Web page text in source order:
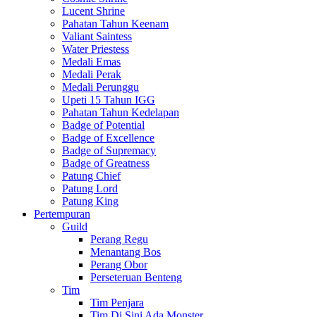
Lucent Shrine
Pahatan Tahun Keenam
Valiant Saintess
Water Priestess
Medali Emas
Medali Perak
Medali Perunggu
Upeti 15 Tahun IGG
Pahatan Tahun Kedelapan
Badge of Potential
Badge of Excellence
Badge of Supremacy
Badge of Greatness
Patung Chief
Patung Lord
Patung King
Pertempuran
Guild
Perang Regu
Menantang Bos
Perang Obor
Perseteruan Benteng
Tim
Tim Penjara